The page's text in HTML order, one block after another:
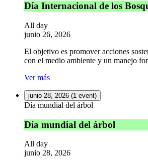
Día Internacional de los
All day
junio 26, 2026
El objetivo es promover acciones
con el medio ambiente y un manejo
Ver más
junio 28, 2026 (1 event)
Día mundial del árbol
Día mundial del árbol
All day
junio 28, 2026